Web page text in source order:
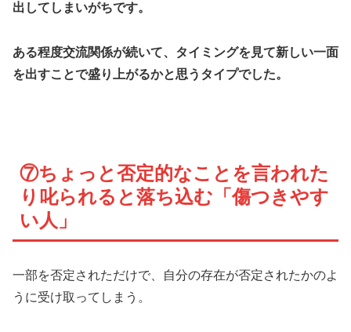
出してしまいがちです。
ある程度交流関係が続いて、タイミングを見て新しい一面
を出すことで盛り上がるかと思うタイプでした。
⑦ちょっと否定的なことを言われた
り叱られると落ち込む「傷つきやす
い人」
一部を否定されただけで、自分の存在が否定されたかのよ
うに受け取ってしまう。